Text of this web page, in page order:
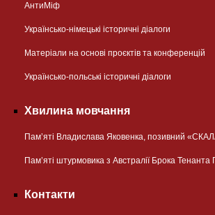
АнтиМіф
Українсько-німецькі історичні діалоги
Матеріали на основі проєктів та конференцій
Українсько-польські історичні діалоги
Хвилина мовчання
Пам’яті Владислава Яковенка, позивний
Пам’яті штурмовика з Австралії Брока Тенанта
Контакти